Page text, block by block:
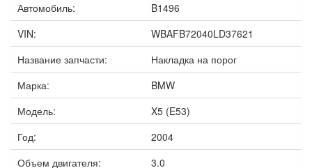
Автомобиль:
B1496
VIN:
WBAFB72040LD37621
Название запчасти:
Накладка на порог
Марка:
BMW
Модель:
X5 (E53)
Год:
2004
Объем двигателя:
3.0